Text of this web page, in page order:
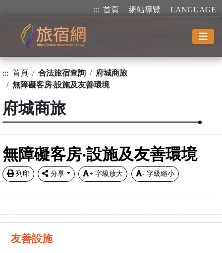
::: 首頁 網站導覽 LANGUAGE
::: 首頁 合法旅宿查詢
府城商旅
無障礙客房‧設施及友善環境
府城商旅
無障礙客房‧設施及友善環境
列印 分享 + 字級放大 - 字級縮小
友善設施